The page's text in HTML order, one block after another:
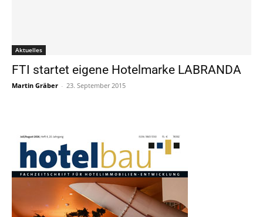
Aktuelles
FTI startet eigene Hotelmarke LABRANDA
Martin Gräber - 23. September 2015